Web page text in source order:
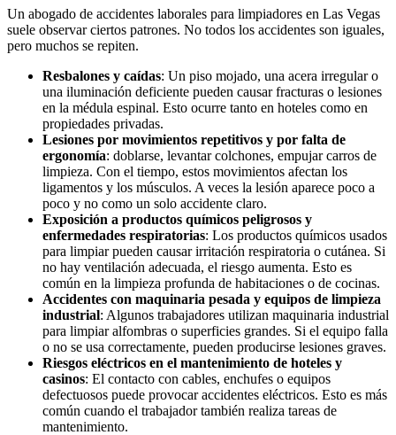
Un abogado de accidentes laborales para limpiadores en Las Vegas
suele observar ciertos patrones. No todos los accidentes son iguales,
pero muchos se repiten.
Resbalones y caídas: Un piso mojado, una acera irregular o
una iluminación deficiente pueden causar fracturas o lesiones
en la médula espinal. Esto ocurre tanto en hoteles como en
propiedades privadas.
Lesiones por movimientos repetitivos y por falta de
ergonomía: doblarse, levantar colchones, empujar carros de
limpieza. Con el tiempo, estos movimientos afectan los
ligamentos y los músculos. A veces la lesión aparece poco a
poco y no como un solo accidente claro.
Exposición a productos químicos peligrosos y
enfermedades respiratorias: Los productos químicos usados
para limpiar pueden causar irritación respiratoria o cutánea. Si
no hay ventilación adecuada, el riesgo aumenta. Esto es
común en la limpieza profunda de habitaciones o de cocinas.
Accidentes con maquinaria pesada y equipos de limpieza
industrial: Algunos trabajadores utilizan maquinaria industrial
para limpiar alfombras o superficies grandes. Si el equipo falla
o no se usa correctamente, pueden producirse lesiones graves.
Riesgos eléctricos en el mantenimiento de hoteles y
casinos: El contacto con cables, enchufes o equipos
defectuosos puede provocar accidentes eléctricos. Esto es más
común cuando el trabajador también realiza tareas de
mantenimiento.